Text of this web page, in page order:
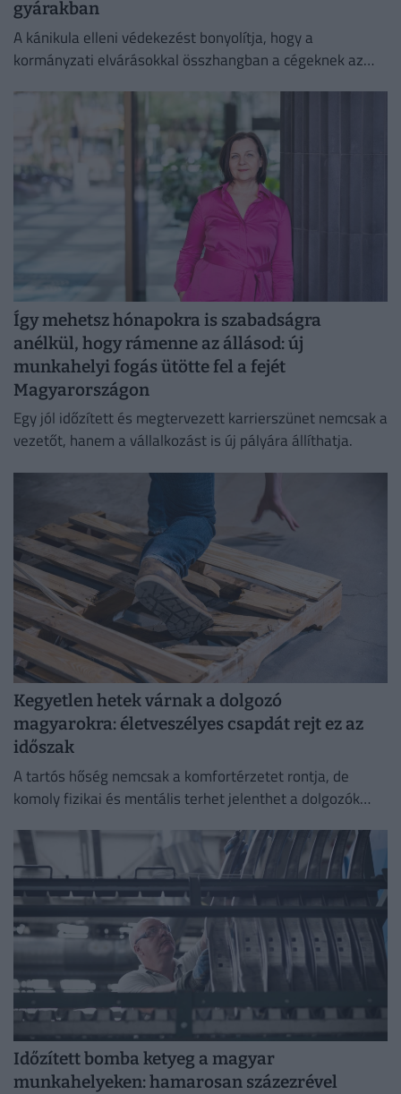
gyárakban
A kánikula elleni védekezést bonyolítja, hogy a
kormányzati elvárásokkal összhangban a cégeknek az
Így mehetsz hónapokra is szabadságra
anélkül, hogy rámenne az állásod: új
munkahelyi fogás ütötte fel a fejét
Magyarországon
Egy jól időzített és megtervezett karrierszünet nemcsak a
vezetőt, hanem a vállalkozást is új pályára állíthatja.
Kegyetlen hetek várnak a dolgozó
magyarokra: életveszélyes csapdát rejt ez az
időszak
A tartós hőség nemcsak a komfortérzetet rontja, de
komoly fizikai és mentális terhet jelenthet a dolgozók
Időzített bomba ketyeg a magyar
munkahelyeken: hamarosan százezrével